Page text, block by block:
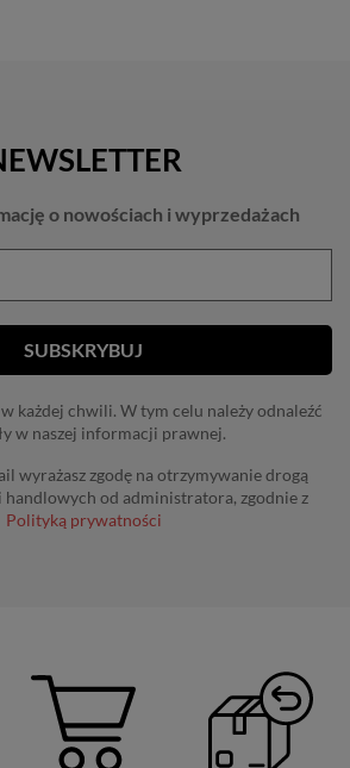
o nowościach i wyprzedażach
każdej chwili. W tym celu należy odnaleźć
w naszej informacji prawnej.
wyrażasz zgodę na otrzymywanie drogą
od administratora, zgodnie z
Polityką prywatności